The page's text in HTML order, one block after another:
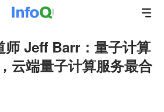
师 Jeff Barr：量子计算
云端量子计算服务最合